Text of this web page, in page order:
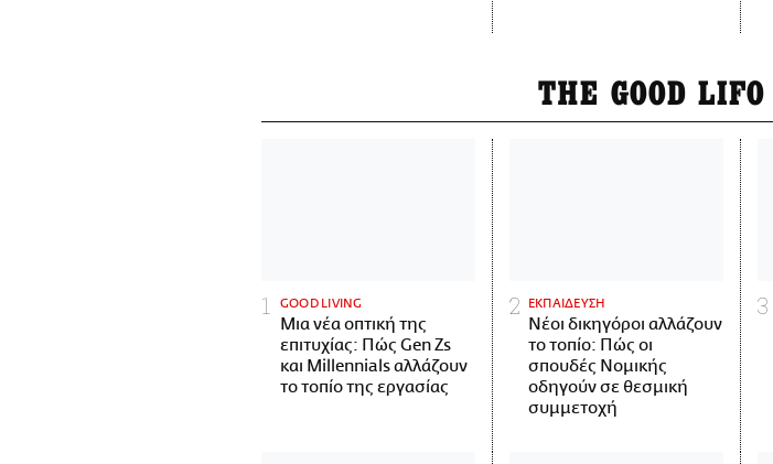
THE GOOD LIFO
GOOD LIVING
Μια νέα οπτική της
επιτυχίας: Πώς Gen Zs
και Millennials αλλάζουν
το τοπίο της εργασίας
ΕΚΠΑΙΔΕΥΣΗ
Νέοι δικηγόροι αλλάζουν
το τοπίο: Πώς οι
σπουδές Νομικής
οδηγούν σε θεσμική
συμμετοχή